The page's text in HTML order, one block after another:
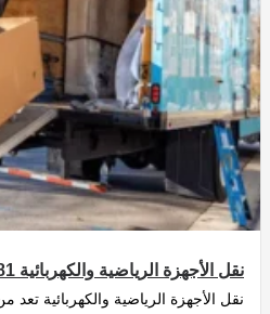
نقل الأجهزة الرياضية والكهربائية 51511481 نقل بأسعار زهيدة
نقل الأجهزة الرياضية والكهربائية تعد من